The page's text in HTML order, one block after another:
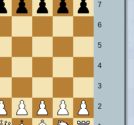
7
6
5
4
3
2